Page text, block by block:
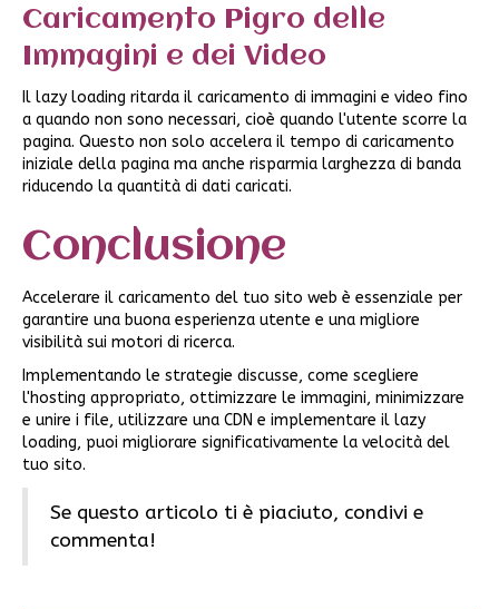
Caricamento Pigro delle
Immagini e dei Video
Il lazy loading ritarda il caricamento di immagini e video fino
a quando non sono necessari, cioè quando l'utente scorre la
pagina. Questo non solo accelera il tempo di caricamento
iniziale della pagina ma anche risparmia larghezza di banda
riducendo la quantità di dati caricati.
Conclusione
Accelerare il caricamento del tuo sito web è essenziale per
garantire una buona esperienza utente e una migliore
visibilità sui motori di ricerca.
Implementando le strategie discusse, come scegliere
l'hosting appropriato, ottimizzare le immagini, minimizzare
e unire i file, utilizzare una CDN e implementare il lazy
loading, puoi migliorare significativamente la velocità del
tuo sito.
Se questo articolo ti è piaciuto, condivi e
commenta!